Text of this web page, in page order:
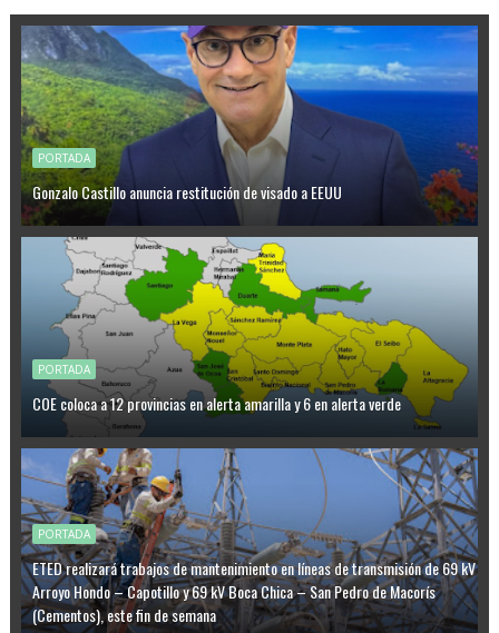
PORTADA
Gonzalo Castillo anuncia restitución de visado a EEUU
PORTADA
COE coloca a 12 provincias en alerta amarilla y 6 en alerta verde
PORTADA
ETED realizará trabajos de mantenimiento en líneas de transmisión de 69 kV
Arroyo Hondo – Capotillo y 69 kV Boca Chica – San Pedro de Macorís
(Cementos), este fin de semana